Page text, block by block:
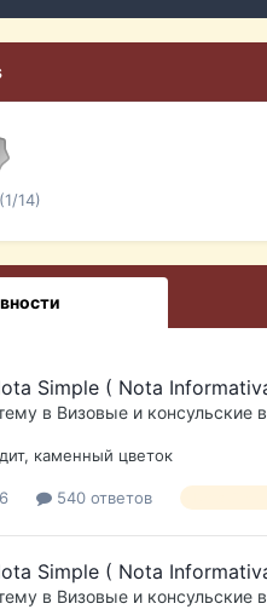
14)
Simple ( Nota
в Визовые и консульские
каменный цветок
540 ответов
Simple ( Nota
в Визовые и консульские